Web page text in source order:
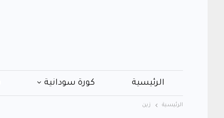
الرئيسية كورة سودانية
الرئيسية زين